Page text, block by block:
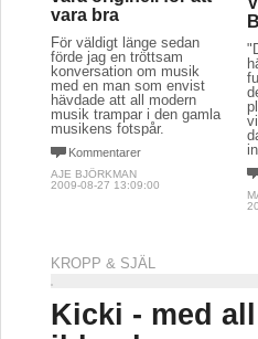
vara bra
För väldigt länge sedan
förde jag en tröttsam
konversation om musik
med en man som envist
hävdade att all modern
musik trampar i den gamla
musikens fotspår.
Kommentarer
AJE BJÖRKMAN
2009-08-27 13:09:00
KROPP & SJÄL
Kicki - med